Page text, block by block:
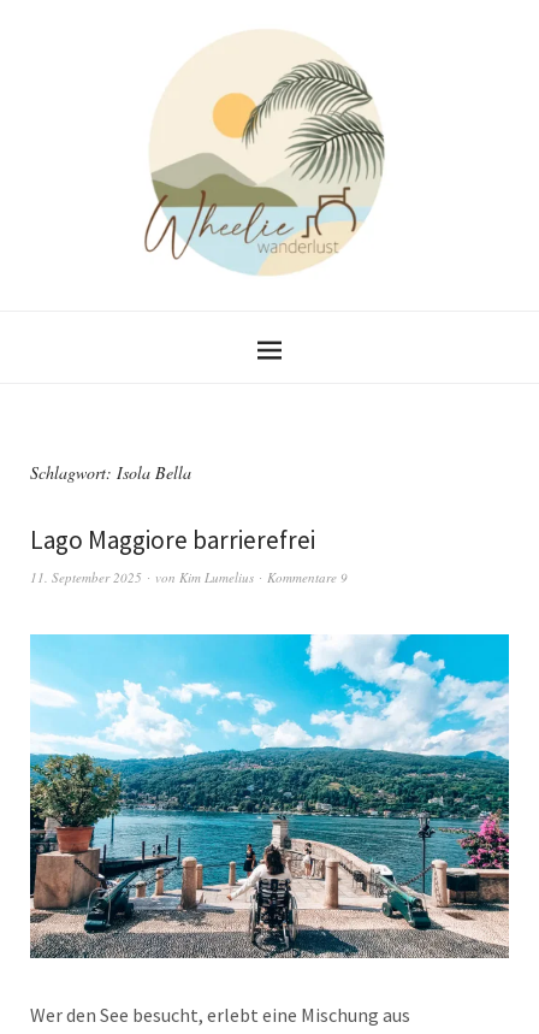
Schlagwort: Isola Bella
Lago Maggiore barrierefrei
11. September 2025 von Kim Lumelius Kommentare 9
Wer den See besucht, erlebt eine Mischung aus